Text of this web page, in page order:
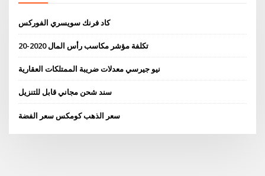
كاد فرنك سويسري الفوركس
تكلفة مؤشر مكاسب رأس المال 2020-20
نيو جيرسي معدلات ضريبة الممتلكات العقارية
سند شحن مجاني قابل للتنزيل
سعر الذهب كومكس سعر الفضة